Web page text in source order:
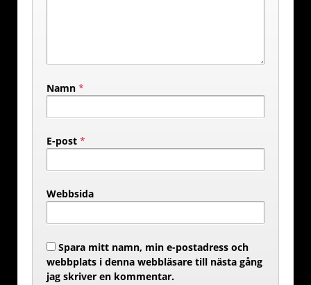
Namn *
E-post *
Webbsida
Spara mitt namn, min e-postadress och
webbplats i denna webbläsare till nästa gång
jag skriver en kommentar.